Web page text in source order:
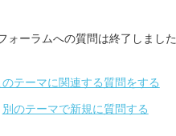
ォーラムへの質問は終了しました
のテーマに関連する質問をする
別のテーマで新規に質問する